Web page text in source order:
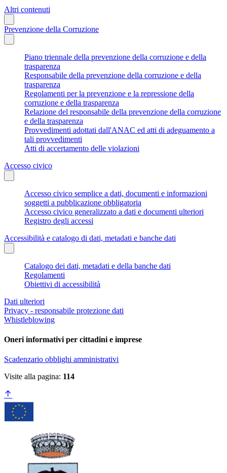
Altri contenuti
Prevenzione della Corruzione
Piano triennale della prevenzione della corruzione e della
trasparenza
Responsabile della prevenzione della corruzione e della
trasparenza
Regolamenti per la prevenzione e la repressione della
corruzione e della trasparenza
Relazione del responsabile della prevenzione della corruzione
e della trasparenza
Provvedimenti adottati dall'ANAC ed atti di adeguamento a
tali provvedimenti
Atti di accertamento delle violazioni
Accesso civico
Accesso civico semplice a dati, documenti e informazioni
soggetti a pubblicazione obbligatoria
Accesso civico generalizzato a dati e documenti ulteriori
Registro degli accessi
Accessibilità e catalogo di dati, metadati e banche dati
Catalogo dei dati, metadati e della banche dati
Regolamenti
Obiettivi di accessibilità
Dati ulteriori
Privacy - responsabile protezione dati
Whistleblowing
Oneri informativi per cittadini e imprese
Scadenzario obblighi amministrativi
Visite alla pagina: 114